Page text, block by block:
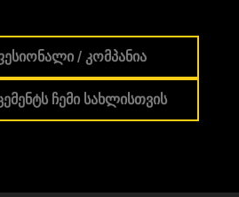
/ კომპანია
ჩემი სახლისთვის